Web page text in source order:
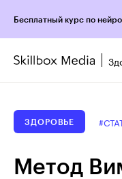
Бесплатный курс по
ЗДОРОВЬЕ
Метод